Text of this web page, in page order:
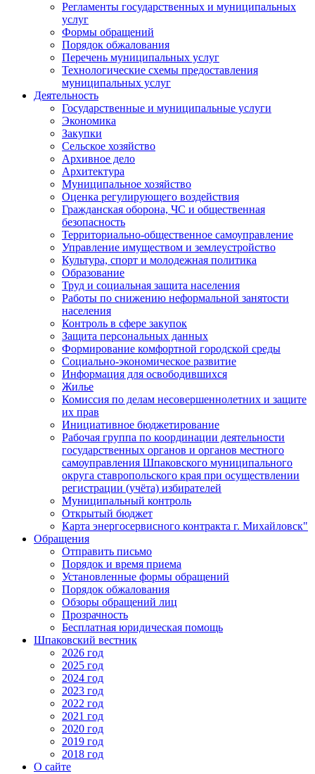
Регламенты государственных и муниципальных
услуг
Формы обращений
Порядок обжалования
Перечень муниципальных услуг
Технологические схемы предоставления
муниципальных услуг
Деятельность
Государственные и муниципальные услуги
Экономика
Закупки
Сельское хозяйство
Архивное дело
Архитектура
Муниципальное хозяйство
Оценка регулирующего воздействия
Гражданская оборона, ЧС и общественная
безопасность
Территориально-общественное самоуправление
Управление имуществом и землеустройство
Культура, спорт и молодежная политика
Образование
Труд и социальная защита населения
Работы по снижению неформальной занятости
населения
Контроль в сфере закупок
Защита персональных данных
Формирование комфортной городской среды
Социально-экономическое развитие
Информация для освободившихся
Жилье
Комиссия по делам несовершеннолетних и защите
их прав
Инициативное бюджетирование
Рабочая группа по координации деятельности
государственных органов и органов местного
самоуправления Шпаковского муниципального
округа ставропольского края при осуществлении
регистрации (учёта) избирателей
Муниципальный контроль
Открытый бюджет
Карта энергосервисного контракта г. Михайловск"
Обращения
Отправить письмо
Порядок и время приема
Установленные формы обращений
Порядок обжалования
Обзоры обращений лиц
Прозрачность
Бесплатная юридическая помощь
Шпаковский вестник
2026 год
2025 год
2024 год
2023 год
2022 год
2021 год
2020 год
2019 год
2018 год
О сайте